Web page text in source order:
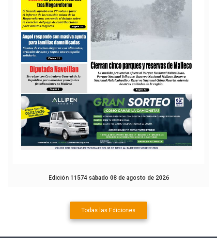
Edición 11574 sábado 08 de agosto de 2026
Todas las Ediciones